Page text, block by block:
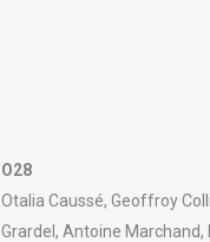
O28
Otalia Caussé, Geoffroy
Grardel, Antoine Marchand,